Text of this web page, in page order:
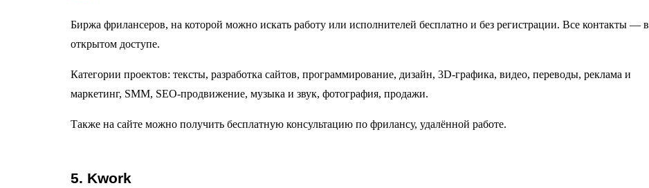
Биржа фрилансеров, на которой можно искать работу или исполнителей бесплатно и без регистрации. Все контакты — в
открытом доступе.
Категории проектов: тексты, разработка сайтов, программирование, дизайн, 3D-графика, видео, переводы, реклама и
маркетинг, SMM, SEO-продвижение, музыка и звук, фотография, продажи.
Также на сайте можно получить бесплатную консультацию по фрилансу, удалённой работе.
5. Kwork